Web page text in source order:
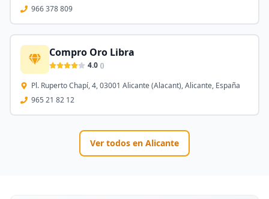
966 378 809
Compro Oro Libra
4.0 ()
Pl. Ruperto Chapí, 4, 03001 Alicante (Alacant), Alicante, España
965 21 82 12
Ver todos en Alicante